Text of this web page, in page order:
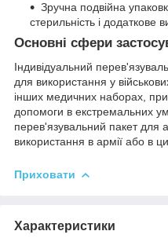
Зручна подвійна
стерильність і додаткове
Основні сфери
Індивідуальний
для використання у
інших медичних наборах,
допомоги в екстремальних
перев'язувальний пакет для
використання в армії або в
Приховати
Характеристики